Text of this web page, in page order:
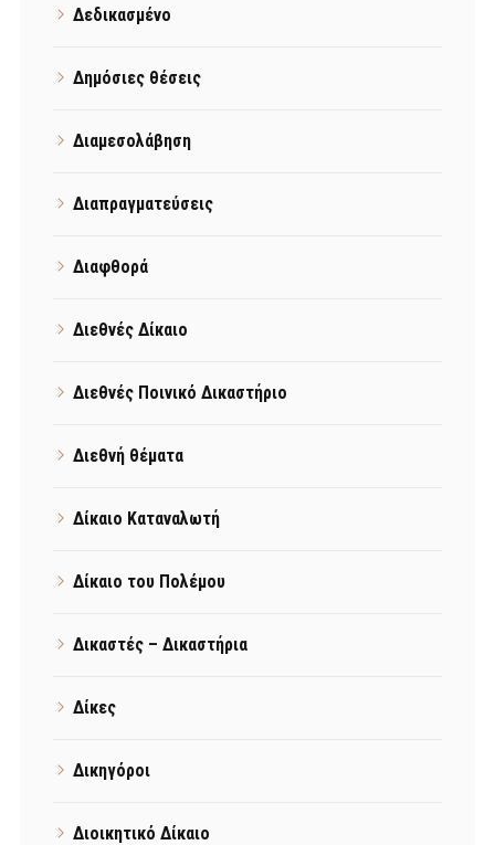
Δεδικασμένο
Δημόσιες θέσεις
Διαμεσολάβηση
Διαπραγματεύσεις
Διαφθορά
Διεθνές Δίκαιο
Διεθνές Ποινικό Δικαστήριο
Διεθνή θέματα
Δίκαιο Καταναλωτή
Δίκαιο του Πολέμου
Δικαστές – Δικαστήρια
Δίκες
Δικηγόροι
Διοικητικό Δίκαιο